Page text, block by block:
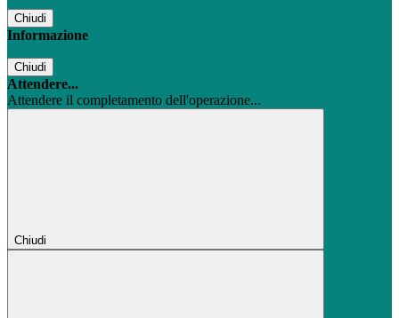
Chiudi
Informazione
Chiudi
Attendere...
Attendere il completamento dell'operazione...
Chiudi